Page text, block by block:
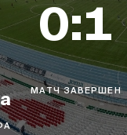
0:1
МАТЧ ЗАВЕРШЕН